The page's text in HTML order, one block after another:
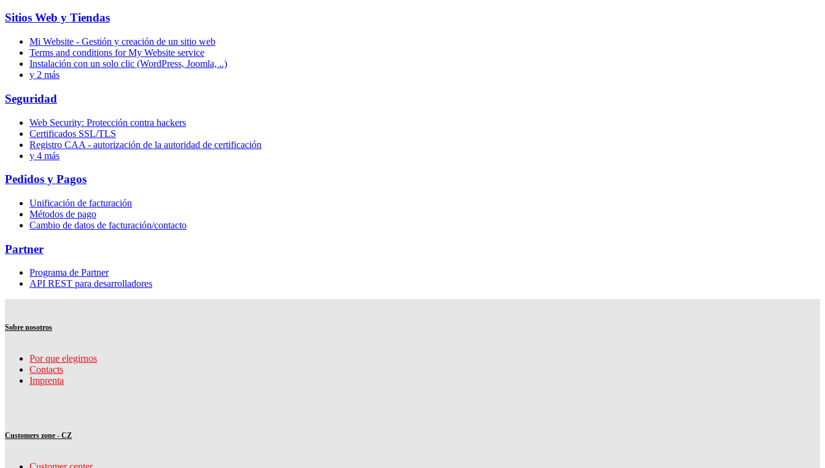
Sitios Web y Tiendas
Mi Website - Gestión y creación de un sitio web
Terms and conditions for My Website service
Instalación con un solo clic (WordPress, Joomla, ..)
y 2 más
Seguridad
Web Security: Protección contra hackers
Certificados SSL/TLS
Registro CAA - autorización de la autoridad de certificación
y 4 más
Pedidos y Pagos
Unificación de facturación
Métodos de pago
Cambio de datos de facturación/contacto
Partner
Programa de Partner
API REST para desarrolladores
Sobre nosotros
Por que elegirnos
Contacts
Imprenta
Customers zone - CZ